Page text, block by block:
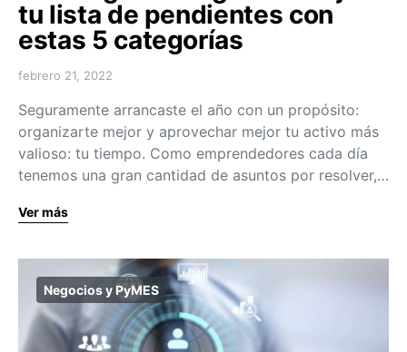
tu lista de pendientes con
estas 5 categorías
febrero 21, 2022
Seguramente arrancaste el año con un propósito:
organizarte mejor y aprovechar mejor tu activo más
valioso: tu tiempo. Como emprendedores cada día
tenemos una gran cantidad de asuntos por resolver,…
Ver más
Negocios y PyMES